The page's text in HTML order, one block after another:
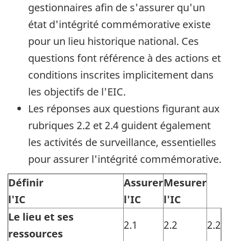
gestionnaires afin de s'assurer qu'un
état d'intégrité commémorative existe
pour un lieu historique national. Ces
questions font référence à des actions et
conditions inscrites implicitement dans
les objectifs de l'EIC.
Les réponses aux questions figurant aux
rubriques 2.2 et 2.4 guident également
les activités de surveillance, essentielles
pour assurer l'intégrité commémorative.
Définir
l'IC
Assurer
l'IC
Mesurer
l'IC
Le lieu et ses
ressources
2.1 2.2
2.2